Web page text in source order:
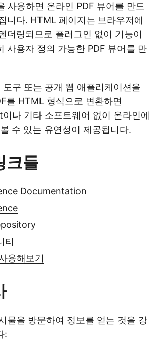
사용하면 온라인 PDF 뷰어를 만드
니다. HTML 페이지는 브라우저에
더링되므로 플러그인 없이 기능이
사용자 정의 가능한 PDF 뷰어를 만
구 또는 공개 웹 애플리케이션을
를 HTML 형식으로 변환하면
나 기타 소프트웨어 없이 온라인에
수 있는 유연성이 제공됩니다.
크들
Documentation
티
용해보기
물을 방문하여 정보를 얻는 것을 강
: